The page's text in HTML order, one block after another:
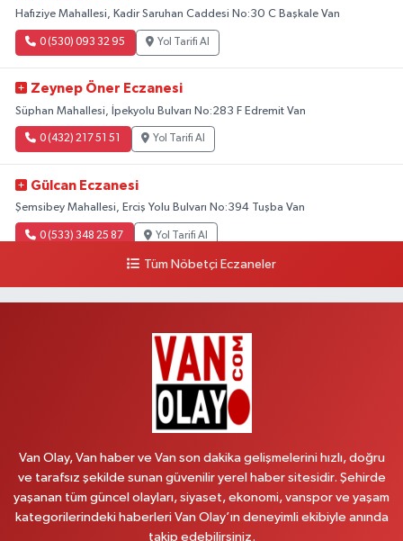
Hafıziye Mahallesi, Kadir Saruhan Caddesi No:30 C Başkale Van
0 (530) 093 32 95 Yol Tarifi Al
Zeynep Öner Eczanesi
Süphan Mahallesi, İpekyolu Bulvarı No:283 F Edremit Van
0 (432) 217 51 51 Yol Tarifi Al
Gülcan Eczanesi
Şemsibey Mahallesi, Erciş Yolu Bulvarı No:394 Tuşba Van
0 (533) 348 25 87 Yol Tarifi Al
Bahçıvan Mahallesi, 15 Temmuz Şehitleri Caddesi No:36 B İpekyolu Van
Yol Tarifi Al
Mahmudiye Mahallesi, Atatürk Caddesi No:17 B Özalp Van
Yol Tarifi Al
Onay Eczanesi
Şerefiye Mahallesi, Mareşal Fevzi Çakmak Caddesi No:25 B İpekyolu Van
0 (432) 212 66 67
Tüm Nöbetçi Eczaneler
Van Olay, Van haber ve Van son dakika gelişmelerini hızlı, doğru
ve tarafsız şekilde sunan güvenilir yerel haber sitesidir. Şehirde
yaşanan tüm güncel olayları, siyaset, ekonomi, vanspor ve yaşam
kategorilerindeki haberleri Van Olay’ın deneyimli ekibiyle anında
takip edebilirsiniz.